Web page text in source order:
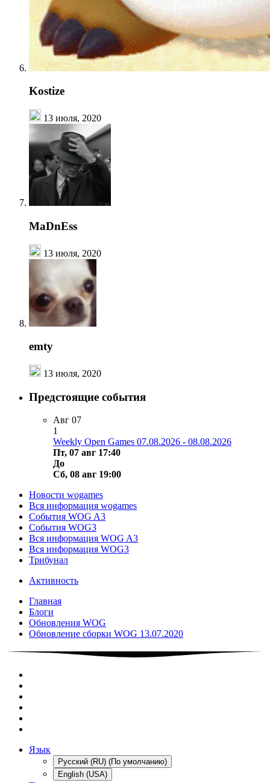
Kostize
13 июля, 2020
MaDnEss
13 июля, 2020
emty
13 июля, 2020
Предстоящие события
Авг 07
1
Weekly Open Games 07.08.2026 - 08.08.2026
Пт, 07 авг 17:40
До
Сб, 08 авг 19:00
Новости wogames
Вся информация wogames
События WOG A3
События WOG3
Вся информация WOG A3
Вся информация WOG3
Трибунал
Активность
Главная
Блоги
Обновления WOG
Обновление сборки WOG 13.07.2020
Язык
Русский (RU) (По умолчанию)
English (USA)